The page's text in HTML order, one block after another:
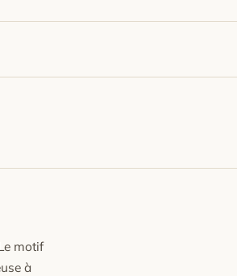
et l'exposition prolongée au
motif
à